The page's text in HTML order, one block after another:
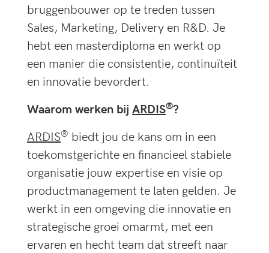
bruggenbouwer op te treden tussen
Sales, Marketing, Delivery en R&D. Je
hebt een masterdiploma en werkt op
een manier die consistentie, continuïteit
en innovatie bevordert.
Waarom werken bij ARDIS®?
ARDIS® biedt jou de kans om in een
toekomstgerichte en financieel stabiele
organisatie jouw expertise en visie op
productmanagement te laten gelden. Je
werkt in een omgeving die innovatie en
strategische groei omarmt, met een
ervaren en hecht team dat streeft naar